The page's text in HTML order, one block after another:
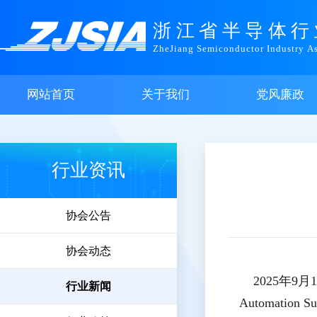
浙江省半导体
ZheJiang Semiconductor Industry
网站首页 关于我们 党风廉政
行业资讯
协会公告
协会动态
行业新闻
2025年9月
Automation